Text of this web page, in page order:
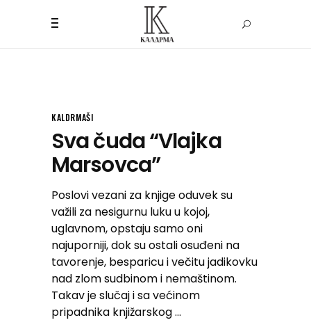
KALDRMAŠI
Sva čuda “Vlajka
Marsovca”
Poslovi vezani za knjige oduvek su
važili za nesigurnu luku u kojoj,
uglavnom, opstaju samo oni
najuporniji, dok su ostali osuđeni na
tavorenje, besparicu i večitu jadikovku
nad zlom sudbinom i nemaštinom.
Takav je slučaj i sa većinom
pripadnika knjižarskog